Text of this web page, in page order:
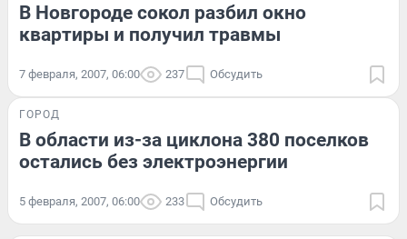
В Новгороде сокол разбил окно
квартиры и получил травмы
7 февраля, 2007, 06:00 237 Обсудить
ГОРОД
В области из-за циклона 380 поселков
остались без электроэнергии
5 февраля, 2007, 06:00 233 Обсудить